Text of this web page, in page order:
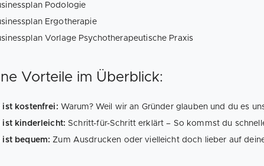
Podologie
Ergotherapie
Vorlage Psychotherapeutische Praxis
Vorteile im Überblick:
ist kostenfrei: Warum? Weil wir an Gründer glauben und du es
ist kinderleicht:Schritt-für-Schritt erklärt – So kommst du
ist bequem: Zum Ausdrucken oder vielleicht doch lieber auf